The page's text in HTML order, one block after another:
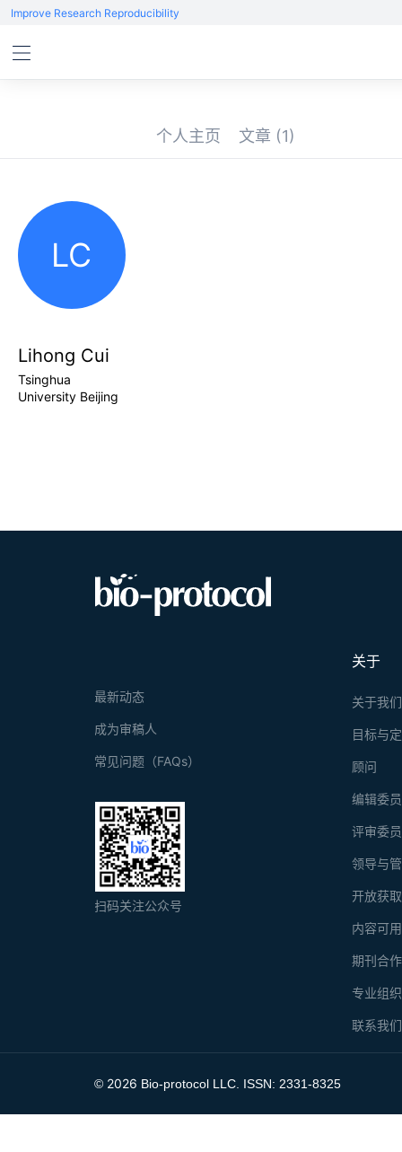
Improve Research Reproducibility
个人主页 文章 (1)
LC
Lihong Cui
Tsinghua
University Beijing
关于
关于我们
目标与
顾问
编辑委
评审委
领导与
开放获
内容可
期刊合
专业组
联系我们
最新动态
成为审稿人
常见问题（FAQs）
扫码关注公众号
© 2026 Bio-protocol LLC. ISSN: 2331-8325